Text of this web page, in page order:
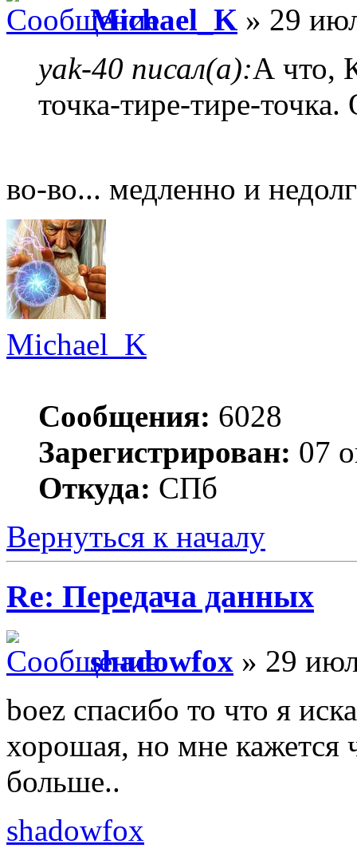
Michael_K » 29
yak-40 писал(а):А что,
точка-тире-тире-
во-во... медленно и
Michael_K
Сообщения: 6028
Зарегистрирован: 07
Откуда: СПб
Вернуться к началу
Re: Передача данных
shadowfox » 29
boez спасибо то что я
хорошая, но мне кажется
больше..
shadowfox